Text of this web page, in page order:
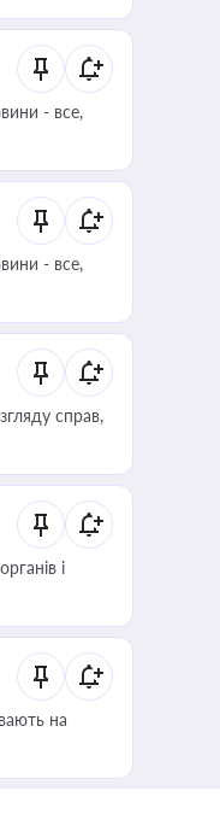
- все,
- все,
справ,
і
на